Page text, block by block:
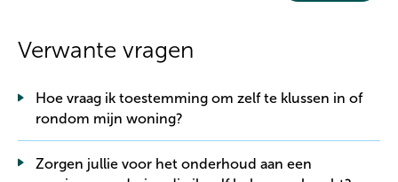
Verwante vragen
Hoe vraag ik toestemming om zelf te klussen in of
rondom mijn woning?
Zorgen jullie voor het onderhoud aan een